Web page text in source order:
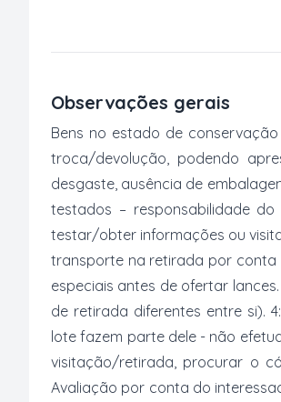
Observações gerais
Bens no estado de
troca/devolução, podendo
desgaste, ausência de
testados – responsabilidade
testar/obter informações ou
transporte na retirada por conta
especiais antes de ofertar
de retirada diferentes entre si).
lote fazem parte dele - não
visitação/retirada, procurar o
Avaliação por conta do